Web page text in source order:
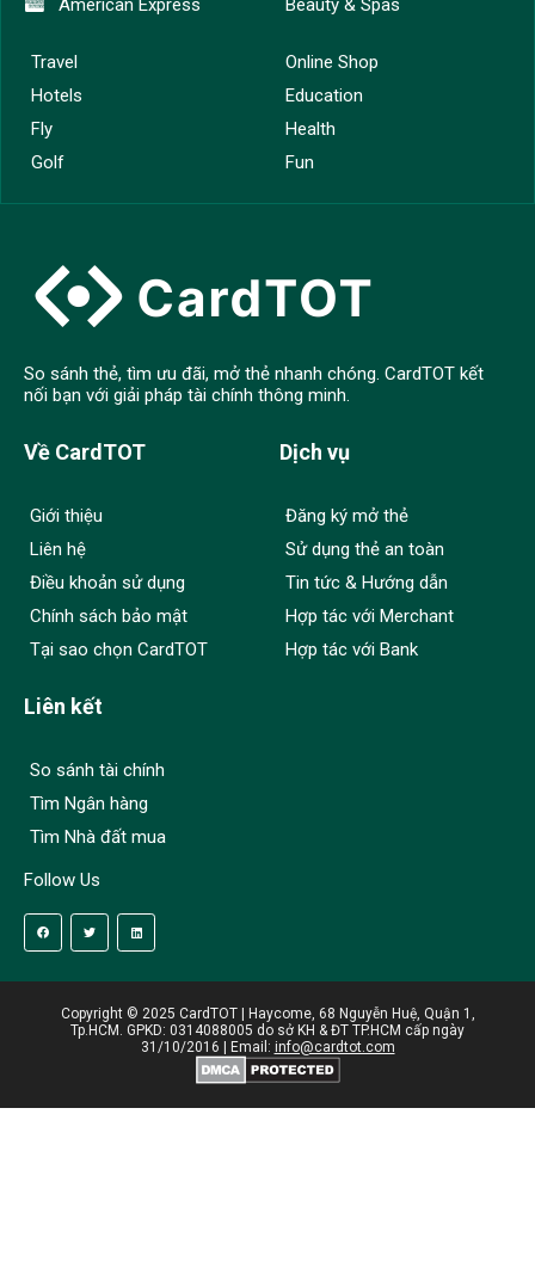
American Express
Beauty & Spas
Travel
Hotels
Fly
Golf
Online Shop
Education
Health
Fun
So sánh thẻ, tìm ưu đãi, mở thẻ nhanh chóng. CardTOT kết
nối bạn với giải pháp tài chính thông minh.
Về CardTOT
Giới thiệu
Liên hệ
Điều khoản sử dụng
Chính sách bảo mật
Tại sao chọn CardTOT
Dịch vụ
Đăng ký mở thẻ
Sử dụng thẻ an toàn
Tin tức & Hướng dẫn
Hợp tác với Merchant
Hợp tác với Bank
Liên kết
So sánh tài chính
Tìm Ngân hàng
Tìm Nhà đất mua
Follow Us
Copyright © 2025 CardTOT | Haycome, 68 Nguyễn Huệ, Quận 1,
Tp.HCM. GPKD: 0314088005 do sở KH & ĐT TP.HCM cấp ngày
31/10/2016 | Email: info@cardtot.com